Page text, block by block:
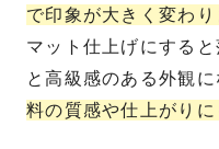
で印象が大きく変わり
マット仕上げにする
と高級感のある外観
料の質感や仕上がりに